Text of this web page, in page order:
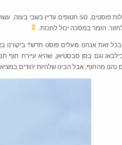
קשה לעלות פוסטים, 50 חטופים
הזמר במסכה יכול לחכות.
זאת אנחנו מעלים פוסט חדש? ביקורנו
וגם בסן סבסטיאן, שהיא עיירת חוף
מהחוף, אבל הבינו שלהיות יהודים במציאות הנוראית שאופפת אותנו מאז ה-